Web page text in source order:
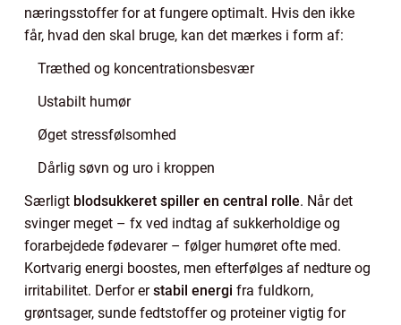
næringsstoffer for at fungere optimalt. Hvis den ikke
får, hvad den skal bruge, kan det mærkes i form af:
Træthed og koncentrationsbesvær
Ustabilt humør
Øget stressfølsomhed
Dårlig søvn og uro i kroppen
Særligt blodsukkeret spiller en central rolle. Når det
svinger meget – fx ved indtag af sukkerholdige og
forarbejdede fødevarer – følger humøret ofte med.
Kortvarig energi boostes, men efterfølges af nedture og
irritabilitet. Derfor erstabil energi fra fuldkorn,
grøntsager, sunde fedtstoffer og proteiner vigtig for